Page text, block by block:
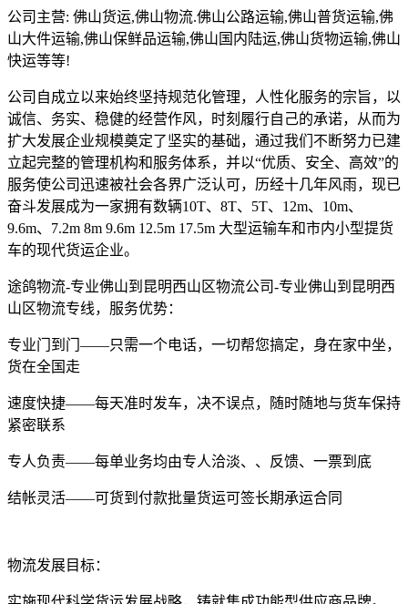
公司主营: 佛山货运,佛山物流.佛山公路运输,佛山普货运输,佛
山大件运输,佛山保鲜品运输,佛山国内陆运,佛山货物运输,佛山
快运等等!
公司自成立以来始终坚持规范化管理，人性化服务的宗旨，以
诚信、务实、稳健的经营作风，时刻履行自己的承诺，从而为
扩大发展企业规模奠定了坚实的基础，通过我们不断努力已建
立起完整的管理机构和服务体系，并以“优质、安全、高效”的
服务使公司迅速被社会各界广泛认可，历经十几年风雨，现已
奋斗发展成为一家拥有数辆10T、8T、5T、12m、10m、
9.6m、7.2m 8m 9.6m 12.5m 17.5m 大型运输车和市内小型提货
车的现代货运企业。
途鸽物流-专业佛山到昆明西山区物流公司-专业佛山到昆明西
山区物流专线，服务优势：
专业门到门——只需一个电话，一切帮您搞定，身在家中坐，
货在全国走
速度快捷——每天准时发车，决不误点，随时随地与货车保持
紧密联系
专人负责——每单业务均由专人洽淡、、反馈、一票到底
结帐灵活——可货到付款批量货运可签长期承运合同
物流发展目标：